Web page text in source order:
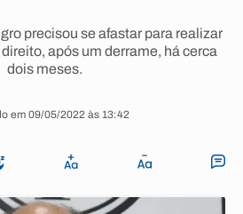
precisou se afastar para realizar
após um derrame, há cerca
dois meses.
em 09/05/2022 às 13:42